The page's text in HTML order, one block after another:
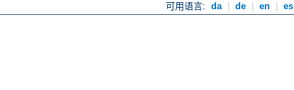
可用语言: da de en es